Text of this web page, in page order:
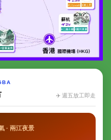
✈️ 週五放工即走
· 兩江夜景